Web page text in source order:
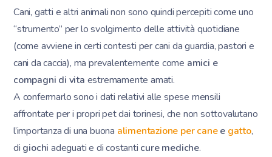
Cani, gatti e altri animali non sono quindi percepiti come uno
“strumento” per lo svolgimento delle attività quotidiane
(come avviene in certi contesti per cani da guardia, pastori e
cani da caccia), ma prevalentemente come amici e
compagni di vita estremamente amati.
A confermarlo sono i dati relativi alle spese mensili
affrontate per i propri pet dai torinesi, che non sottovalutano
l’importanza di una buona alimentazione per canee gatto,
di giochi adeguati e di costanti cure mediche.